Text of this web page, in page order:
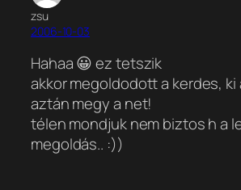
zsu
2006-10-03
Hahaa 😀 ez tetszik
akkor megoldodott a kerdes, ki
aztán megy a net!
télen mondjuk nem biztos h a
megoldás.. :))